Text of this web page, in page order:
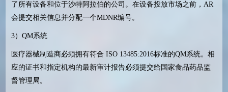
了所有设备和位于沙特阿拉伯的公司。在设备投放市场之前， AR
会提交相关信息并分配一个MDNR编号。
3） QM系统
医疗器械制造商必须拥有符合 ISO 13485:2016标准的QM系统。相
应的证书和指定机构的最新审计报告必须提交给国家食品药品监
督管理局。